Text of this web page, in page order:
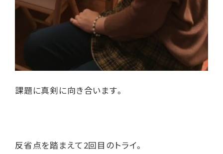
課題に真剣に向き合います。
反省点を踏まえて2回目のトライ。